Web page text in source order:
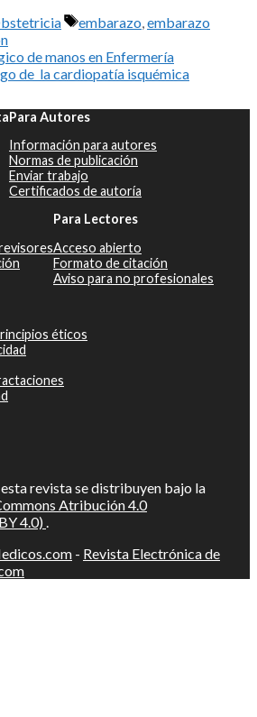
Etiquetas
embarazo embarazo
de manos en Enfermería
de la cardiopatía isquémica
Para Autores
Información para autores
Normas de publicación
Enviar trabajo
Certificados de autoría
Para Lectores
Acceso abierto
Formato de citación
Aviso para no profesionales
éticos
revista se distribuyen bajo la
Atribución 4.0
4.0) .
- Revista Electrónica de